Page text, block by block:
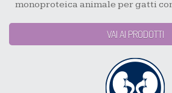
monoproteica animale per gatti
VAI AI PRODOTTI